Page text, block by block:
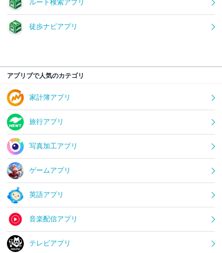
ルート検索アプリ
徒歩ナビアプリ
アプリブで人気のカテゴリ
家計簿アプリ
旅行アプリ
写真加工アプリ
ゲームアプリ
英語アプリ
音楽配信アプリ
テレビアプリ